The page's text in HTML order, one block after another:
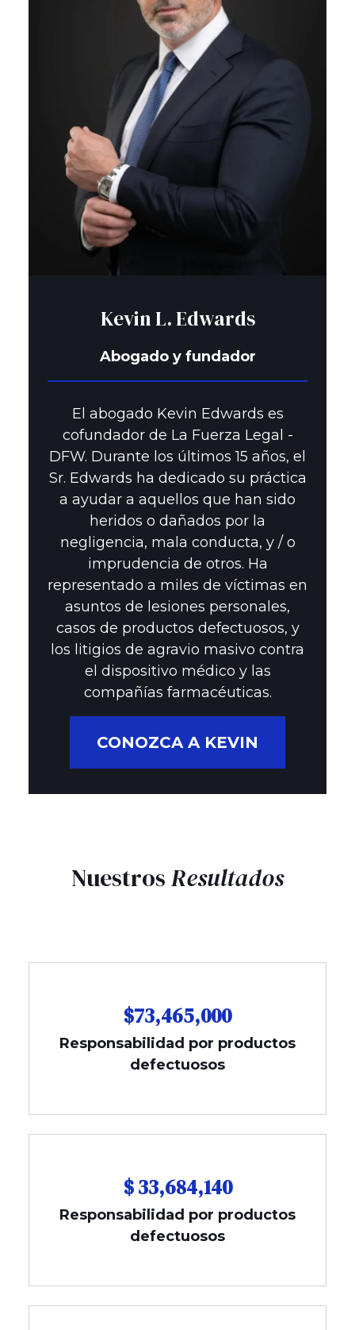
Kevin L. Edwards
Abogado y fundador
El abogado Kevin Edwards es
cofundador de La Fuerza Legal -
DFW. Durante los últimos 15 años, el
Sr. Edwards ha dedicado su práctica
a ayudar a aquellos que han sido
heridos o dañados por la
negligencia, mala conducta, y / o
imprudencia de otros. Ha
representado a miles de víctimas en
asuntos de lesiones personales,
casos de productos defectuosos, y
los litigios de agravio masivo contra
el dispositivo médico y las
compañías farmacéuticas.
CONOZCA A KEVIN
NuestrosResultados
$73,465,000
Responsabilidad por productos
defectuosos
$ 33,684,140
Responsabilidad por productos
defectuosos